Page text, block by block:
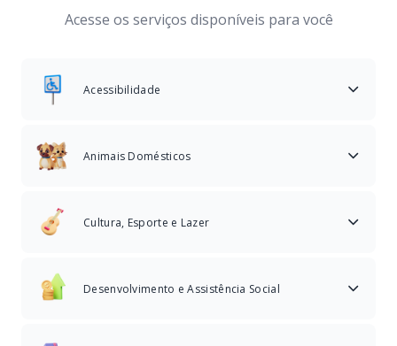
Acesse os serviços disponíveis para você
Acessibilidade
Animais Domésticos
Cultura, Esporte e Lazer
Desenvolvimento e Assistência Social